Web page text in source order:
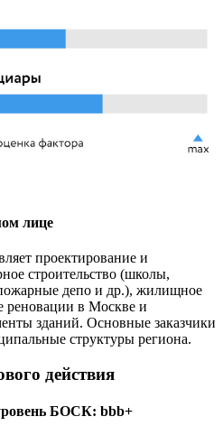
лице
проектирование и
строительство (школы,
депо и др.), жилищное
реновации в Москве и
зданий. Основные заказчики
структуры региона.
действия
БОСК: bbb+